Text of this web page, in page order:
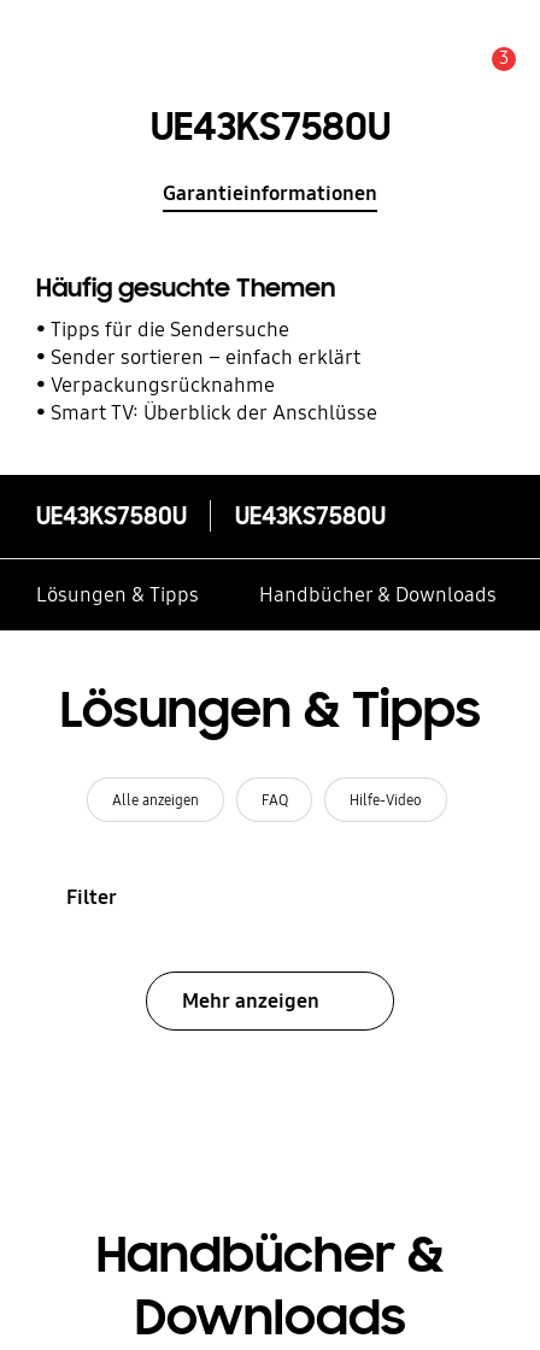
3
UE43KS7580U
Garantieinformationen
Häufig gesuchte Themen
Tipps für die Sendersuche
Sender sortieren – einfach erklärt
Verpackungsrücknahme
Smart TV: Überblick der Anschlüsse
UE43KS7580U UE43KS7580U
Lösungen & Tipps Handbücher & Downloads
Lösungen & Tipps
Alle anzeigen FAQ Hilfe-Video
Filter
Mehr anzeigen
Handbücher &
Downloads